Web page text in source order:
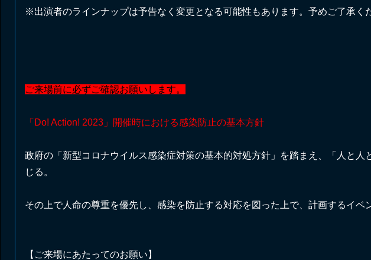
※出演者のラインナップは予告なく変更となる可能性もあります。予めご了承く
ご来場前に必ずご確認お願いします。
「Do! Action! 2023」開催時における感染防止の基本方針
政府の「新型コロナウイルス感染症対策の基本的対処方針」を踏まえ、「人と
じる。
その上で人命の尊重を優先し、感染を防止する対応を図った上で、計画するイベ
【ご来場にあたってのお願い】